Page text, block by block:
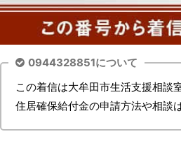
0944328851について
この着信は大牟田市生活支援相談
住居確保給付金の申請方法や相談